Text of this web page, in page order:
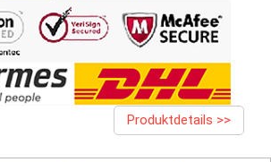
Produktdetails >>